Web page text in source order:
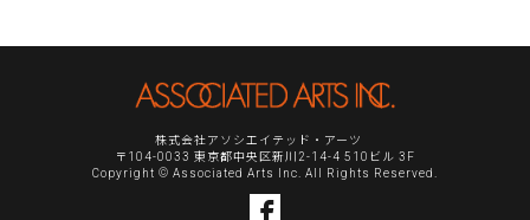
株式会社アソシエイテッド・アーツ
〒104-0033 東京都中央区新川2-14-4 510ビル 3F
Copyright © Associated Arts Inc. All Rights Reserved.